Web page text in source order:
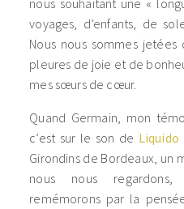
voyages, d’enfants, de
Nous nous sommes jetées
pleures de joie et de
mes sœurs de cœur.
Quand Germain, mon
c’est sur le son de Liquido
Girondins de Bordeaux, un
nous nous
remémorons par la